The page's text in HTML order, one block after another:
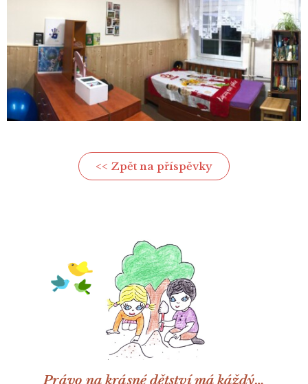
<< Zpět na příspěvky
Právo na krásné dětství má káždý…